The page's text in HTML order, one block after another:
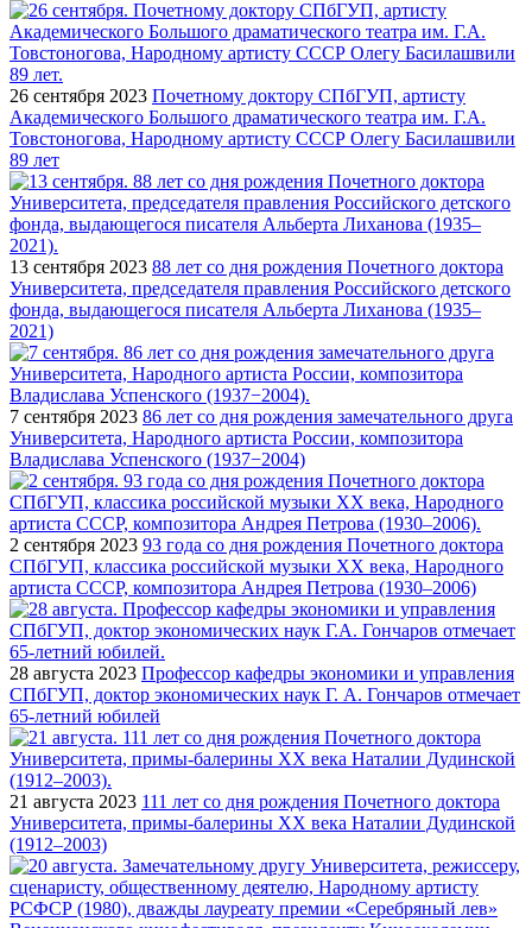
26 сентября 2023 Почетному доктору СПбГУП, артисту
Академического Большого драматического театра им. Г.А.
Товстоногова, Народному артисту СССР Олегу Басилашвили
89 лет
13 сентября 2023 88 лет со дня рождения Почетного доктора
Университета, председателя правления Российского детского
фонда, выдающегося писателя Альберта Лиханова (1935–
2021)
7 сентября 2023 86 лет со дня рождения замечательного друга
Университета, Народного артиста России, композитора
Владислава Успенского (1937−2004)
2 сентября 2023 93 года со дня рождения Почетного доктора
СПбГУП, классика российской музыки ХХ века, Народного
артиста СССР, композитора Андрея Петрова (1930–2006)
28 августа 2023 Профессор кафедры экономики и управления
СПбГУП, доктор экономических наук Г. А. Гончаров отмечает
65-летний юбилей
21 августа 2023 111 лет со дня рождения Почетного доктора
Университета, примы-балерины XX века Наталии Дудинской
(1912–2003)